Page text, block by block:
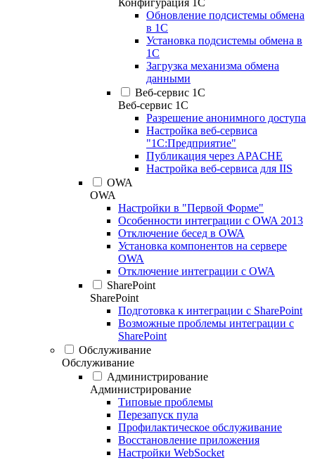
Конфигурация 1С
Обновление подсистемы обмена
в 1С
Установка подсистемы обмена в
1С
Загрузка механизма обмена
данными
Веб-сервис 1С
Веб-сервис 1С
Разрешение анонимного доступа
Настройка веб-сервиса
"1С:Предприятие"
Публикация через APACHE
Настройка веб-сервиса для IIS
OWA
OWA
Настройки в "Первой Форме"
Особенности интеграции с OWA 2013
Отключение бесед в OWA
Установка компонентов на сервере
OWA
Отключение интеграции с OWA
SharePoint
SharePoint
Подготовка к интеграции с SharePoint
Возможные проблемы интеграции с
SharePoint
Обслуживание
Обслуживание
Администрирование
Администрирование
Типовые проблемы
Перезапуск пула
Профилактическое обслуживание
Восстановление приложения
Настройки WebSocket